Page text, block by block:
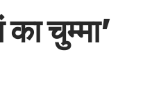
चुम्मा’